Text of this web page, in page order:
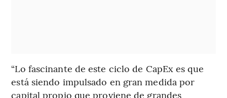
“Lo fascinante de este ciclo de CapEx es que
está siendo impulsado en gran medida por
capital propio que proviene de grandes